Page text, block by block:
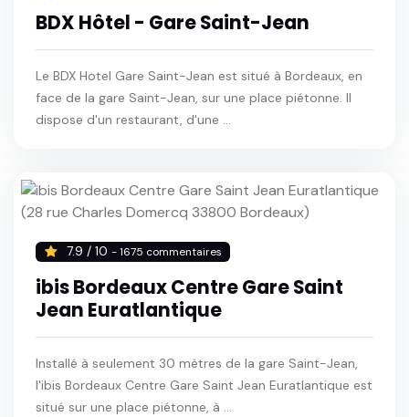
BDX Hôtel - Gare Saint-Jean
Le BDX Hotel Gare Saint-Jean est situé à Bordeaux, en
face de la gare Saint-Jean, sur une place piétonne. Il
dispose d'un restaurant, d'une ...
7.9 / 10 - 1675 commentaires
ibis Bordeaux Centre Gare Saint
Jean Euratlantique
Installé à seulement 30 mètres de la gare Saint-Jean,
l'ibis Bordeaux Centre Gare Saint Jean Euratlantique est
situé sur une place piétonne, à ...